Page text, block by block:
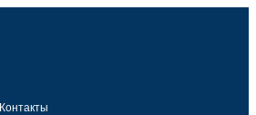
Контакты